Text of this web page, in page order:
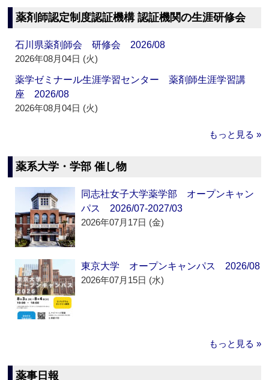
薬剤師認定制度認証機構 認証機関の生涯研修会
石川県薬剤師会 研修会 2026/08
2026年08月04日 (火)
薬学ゼミナール生涯学習センター 薬剤師生涯学習講
座 2026/08
2026年08月04日 (火)
もっと見る »
薬系大学・学部 催し物
同志社女子大学薬学部 オープンキャン
パス 2026/07-2027/03
2026年07月17日 (金)
東京大学 オープンキャンパス 2026/08
2026年07月15日 (水)
もっと見る »
薬事日報